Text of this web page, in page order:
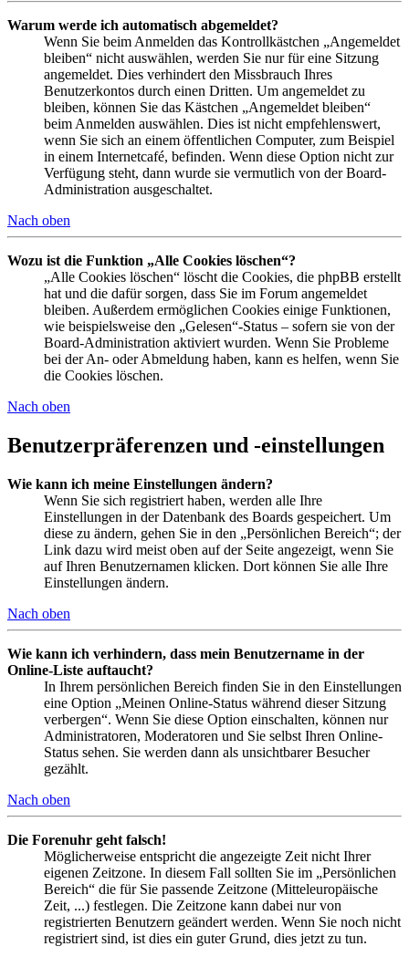
Warum werde ich automatisch abgemeldet?
Wenn Sie beim Anmelden das Kontrollkästchen „Angemeldet
bleiben“ nicht auswählen, werden Sie nur für eine Sitzung
angemeldet. Dies verhindert den Missbrauch Ihres
Benutzerkontos durch einen Dritten. Um angemeldet zu
bleiben, können Sie das Kästchen „Angemeldet bleiben“
beim Anmelden auswählen. Dies ist nicht empfehlenswert,
wenn Sie sich an einem öffentlichen Computer, zum Beispiel
in einem Internetcafé, befinden. Wenn diese Option nicht zur
Verfügung steht, dann wurde sie vermutlich von der Board-
Administration ausgeschaltet.
Nach oben
Wozu ist die Funktion „Alle Cookies löschen“?
„Alle Cookies löschen“ löscht die Cookies, die phpBB erstellt
hat und die dafür sorgen, dass Sie im Forum angemeldet
bleiben. Außerdem ermöglichen Cookies einige Funktionen,
wie beispielsweise den „Gelesen“-Status – sofern sie von der
Board-Administration aktiviert wurden. Wenn Sie Probleme
bei der An- oder Abmeldung haben, kann es helfen, wenn Sie
die Cookies löschen.
Nach oben
Benutzerpräferenzen und -einstellungen
Wie kann ich meine Einstellungen ändern?
Wenn Sie sich registriert haben, werden alle Ihre
Einstellungen in der Datenbank des Boards gespeichert. Um
diese zu ändern, gehen Sie in den „Persönlichen Bereich“; der
Link dazu wird meist oben auf der Seite angezeigt, wenn Sie
auf Ihren Benutzernamen klicken. Dort können Sie alle Ihre
Einstellungen ändern.
Nach oben
Wie kann ich verhindern, dass mein Benutzername in der
Online-Liste auftaucht?
In Ihrem persönlichen Bereich finden Sie in den Einstellungen
eine Option „Meinen Online-Status während dieser Sitzung
verbergen“. Wenn Sie diese Option einschalten, können nur
Administratoren, Moderatoren und Sie selbst Ihren Online-
Status sehen. Sie werden dann als unsichtbarer Besucher
gezählt.
Nach oben
Die Forenuhr geht falsch!
Möglicherweise entspricht die angezeigte Zeit nicht Ihrer
eigenen Zeitzone. In diesem Fall sollten Sie im „Persönlichen
Bereich“ die für Sie passende Zeitzone (Mitteleuropäische
Zeit, ...) festlegen. Die Zeitzone kann dabei nur von
registrierten Benutzern geändert werden. Wenn Sie noch nicht
registriert sind, ist dies ein guter Grund, dies jetzt zu tun.